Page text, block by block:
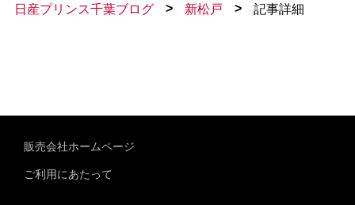
日産プリンス千葉ブログ > 新松戸 > 記事詳細
販売会社ホームページ
ご利用にあたって